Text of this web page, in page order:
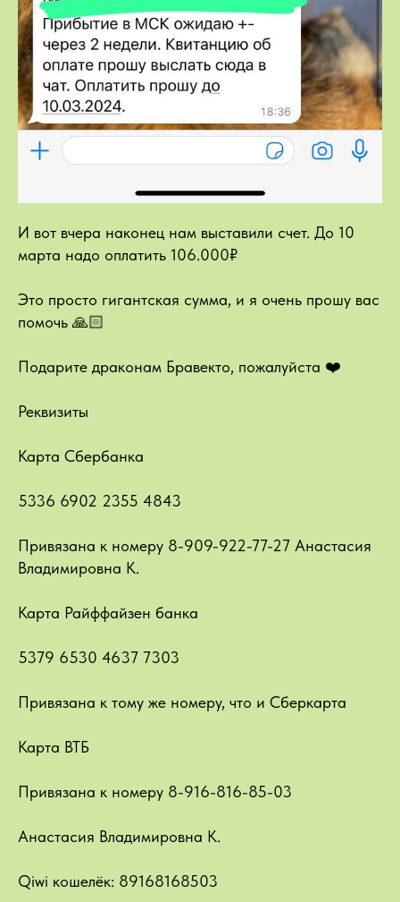
И вот вчера наконец нам выставили счет. До 10
марта надо оплатить 106.000₽
Это просто гигантская сумма, и я очень прошу вас
помочь 🙏🏻
Подарите драконам Бравекто, пожалуйста ❤️
Реквизиты
Карта Сбербанка
5336 6902 2355 4843
Привязана к номеру 8-909-922-77-27 Анастасия
Владимировна К.
Карта Райффайзен банка
5379 6530 4637 7303
Привязана к тому же номеру, что и Сберкарта
Карта ВТБ
Привязана к номеру 8-916-816-85-03
Анастасия Владимировна К.
Qiwi кошелёк: 89168168503